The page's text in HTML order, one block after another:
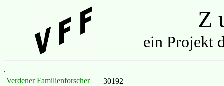
Z
ein Projekt
.
Verdener Familienforscher
30192